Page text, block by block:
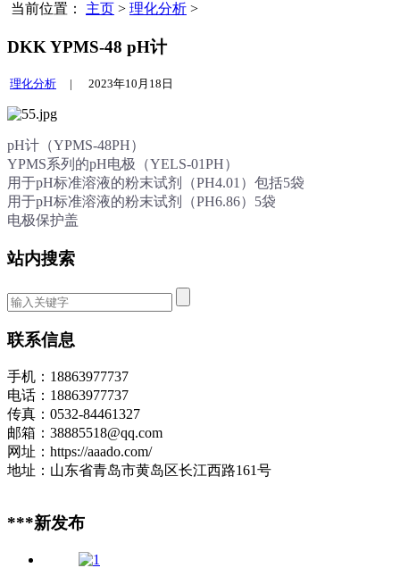
当前位置： 主页 > 理化分析 >
DKK YPMS-48 pH计
理化分析 | 2023年10月18日
pH计（YPMS-48PH）
YPMS系列的pH电极（YELS-01PH）
用于pH标准溶液的粉末试剂（PH4.01）包括5袋
用于pH标准溶液的粉末试剂（PH6.86）5袋
电极保护盖
站内搜索
联系信息
手机：18863977737
电话：18863977737
传真：0532-84461327
邮箱：38885518@qq.com
网址：https://aaado.com/
地址：山东省青岛市黄岛区长江西路161号
***新发布